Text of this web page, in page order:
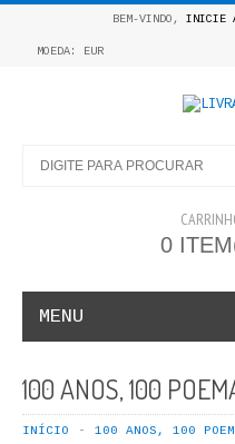
BEM-VINDO, INICIE
MOEDA: EUR
0
MENU
COSMOS INFANTIL
100 ANOS, 100
INÍCIO
100 ANOS, 100